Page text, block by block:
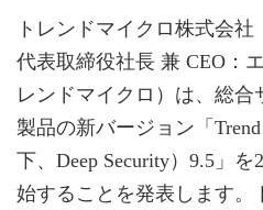
トレンドマイクロ株式会社
代表取締役社長 兼 CEO：
レンドマイクロ）は、総
製品の新バージョン「
下、Deep Security）9.5」
始することを発表します。